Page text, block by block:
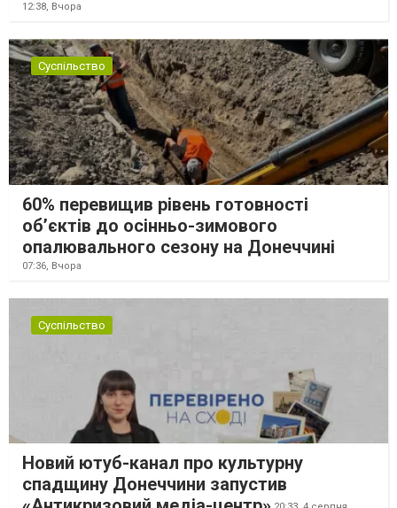
12:38, Вчора
Суспільство
60% перевищив рівень готовності
об’єктів до осінньо-зимового
опалювального сезону на Донеччині
07:36, Вчора
Суспільство
Новий ютуб-канал про культурну
спадщину Донеччини запустив